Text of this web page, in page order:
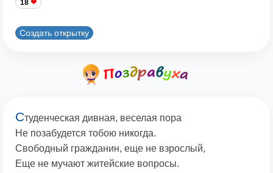
18
Создать открытку
Студенческая дивная, веселая пора
Не позабудется тобою никогда.
Свободный гражданин, еще не взрослый,
Еще не мучают житейские вопросы.